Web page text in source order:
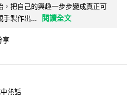
，把自己的興趣一步步變成真正可
手製作出...
閱讀全文
享
熱話